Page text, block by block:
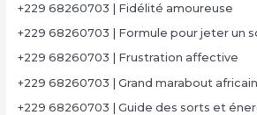
+229 68260703 | Fidélité amoureuse
+229 68260703 | Formule pour jeter un
+229 68260703 | Frustration affective
+229 68260703 | Grand marabout
+229 68260703 | Guide des sorts et